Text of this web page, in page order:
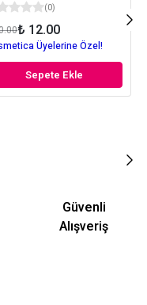
(0)
₺ 12.00
Üyelerine Özel!
Sepete Ekle
Güvenli
Alışveriş